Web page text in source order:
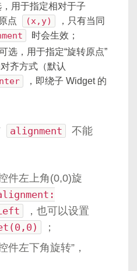
，用于指定相对于子
点
(x,y)
，只有当同
时会生效；
可选，用于指定“旋转原点”
齐方式（默认
，即绕子 Widget 的
alignment
不能
件左上角(0,0)旋
，也可以设置
；
件左下角旋转”，